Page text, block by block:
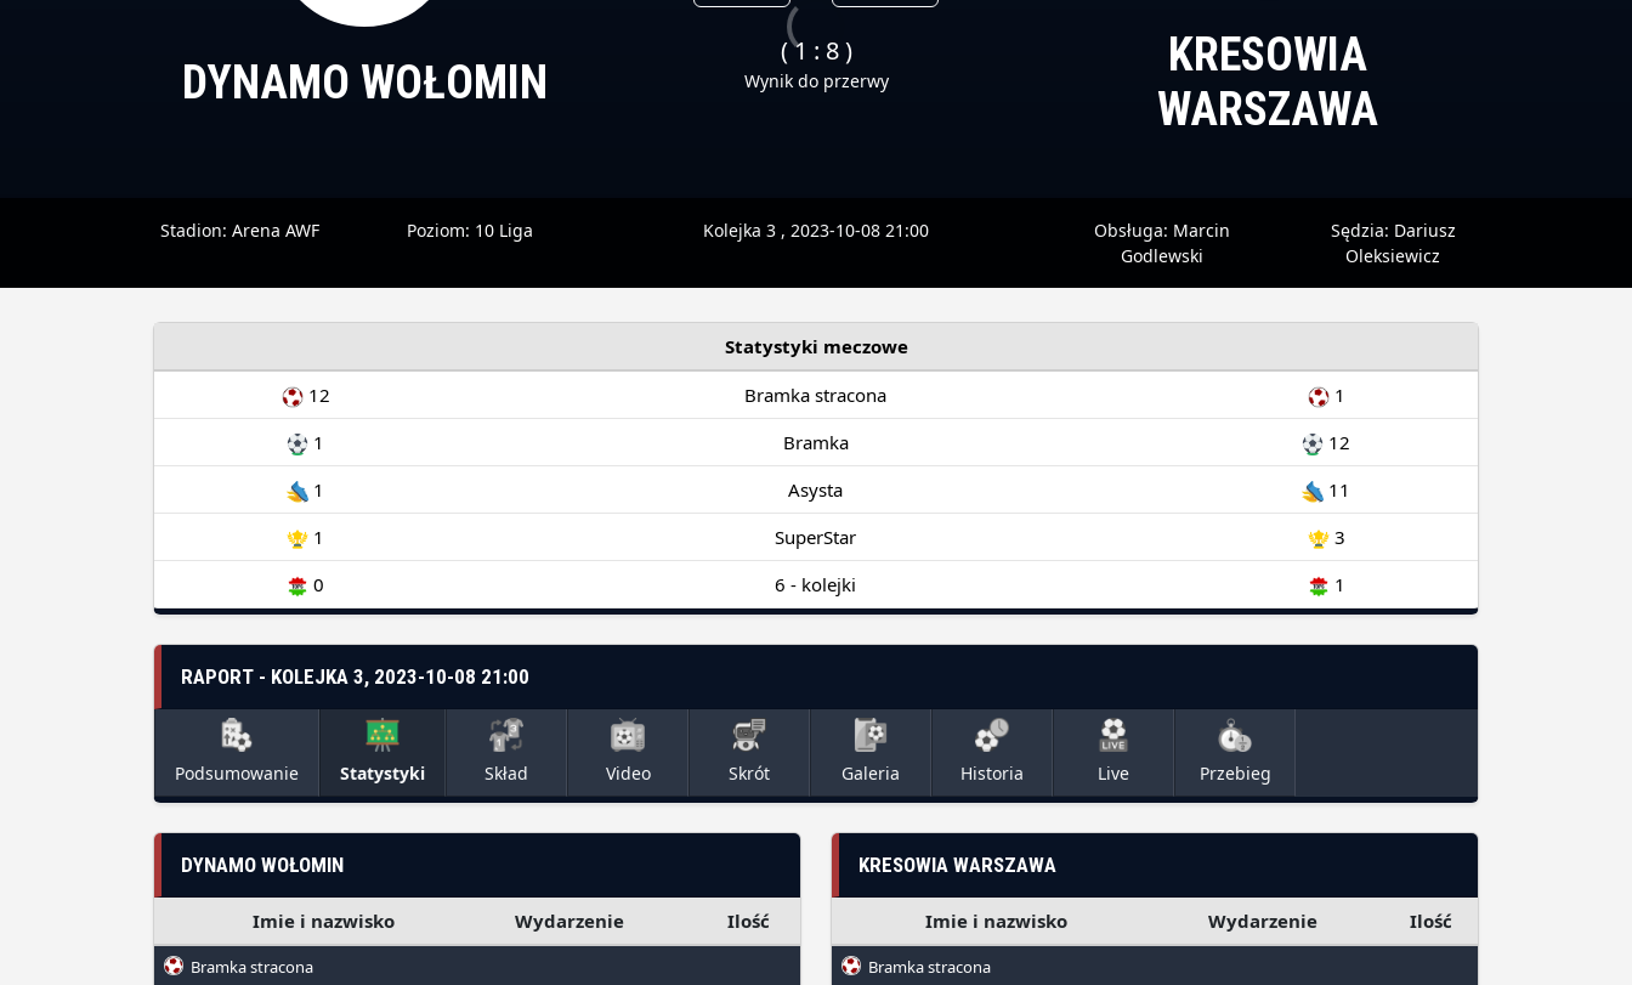
DYNAMO WOŁOMIN
( 1 : 8 )
Wynik do przerwy
KRESOWIA
WARSZAWA
Stadion: Arena AWF Poziom: 10 Liga Kolejka 3 , 2023-10-08 21:00 Obsługa: Marcin
Godlewski
Sędzia: Dariusz
Oleksiewicz
Statystyki meczowe
12
Bramka stracona
1
1
Bramka
12
1
Asysta
11
1
SuperStar
3
0
6 - kolejki 1
RAPORT - KOLEJKA 3, 2023-10-08 21:00
Podsumowanie Statystyki Skład Video Skrót Galeria Historia Live Przebieg
DYNAMO WOŁOMIN
Imie i nazwisko Wydarzenie Ilość
Bramka stracona
KRESOWIA WARSZAWA
Imie i nazwisko Wydarzenie Ilość
Bramka stracona